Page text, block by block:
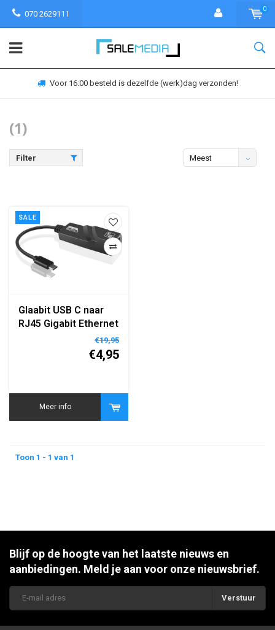
070 2629111
0
Voor 16:00 besteld is dezelfde (werk)dag verzonden!
(1)
Filter
Meest
SALE
Glaabit USB C naar
RJ45 Gigabit Ethernet
10/100/1000 Mbps –
Realtek RTL8153B –
€19,95
€4,95
Meer info
Toon 1 - 1 van 1
Blijf op de hoogte van het laatste nieuws en
aanbiedingen. Meld je aan voor onze nieuwsbrief.
Verstuur